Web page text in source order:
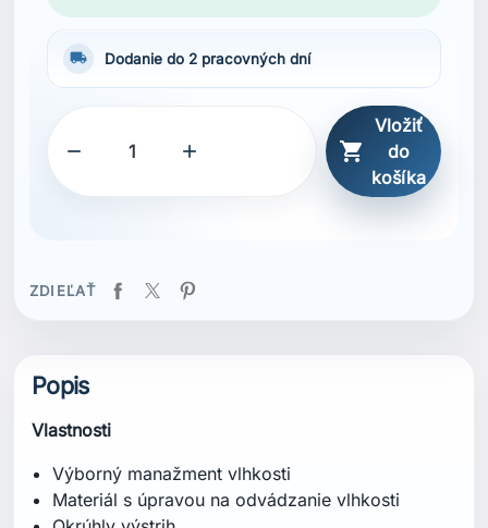
local_shipping Dodanie do 2 pracovných dní
  
Vložiť
do
košíka
ZDIEĽAŤ
Popis
Vlastnosti
Výborný manažment vlhkosti
Materiál s úpravou na odvádzanie vlhkosti